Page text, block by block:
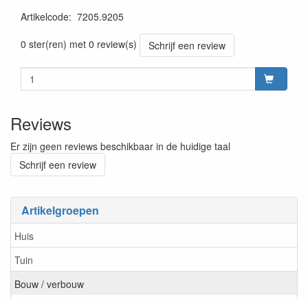
Artikelgroepen
Huis
Tuin
Bouw / verbouw
Artikelcode: 7205.9205
0 ster(ren) met 0 review(s)
Schrijf een review
Reviews
Er zijn geen reviews beschikbaar in de huidige taal
Schrijf een review